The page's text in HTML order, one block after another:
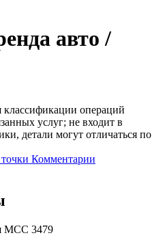
авто /
классификации операций
услуг; не входит в
детали могут отличаться по
Комментарии
MCC 3479